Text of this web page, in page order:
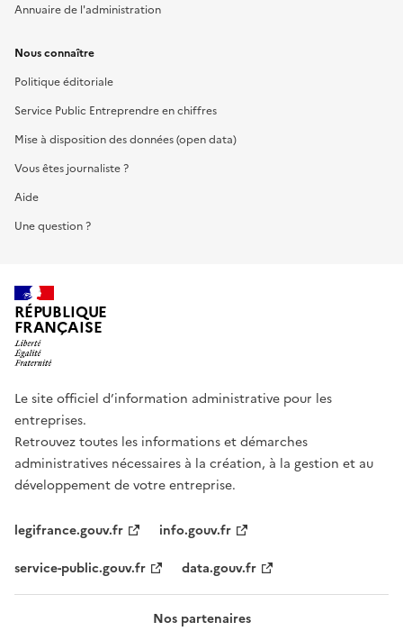
Annuaire de l'administration
Nous connaître
Politique éditoriale
Service Public Entreprendre en chiffres
Mise à disposition des données (open data)
Vous êtes journaliste ?
Aide
Une question ?
RÉPUBLIQUE
FRANÇAISE
Le site officiel d’information administrative pour les
entreprises.
Retrouvez toutes les informations et démarches
administratives nécessaires à la création, à la gestion et au
développement de votre entreprise.
legifrance.gouv.fr
info.gouv.fr
service-public.gouv.fr
data.gouv.fr
Nos partenaires